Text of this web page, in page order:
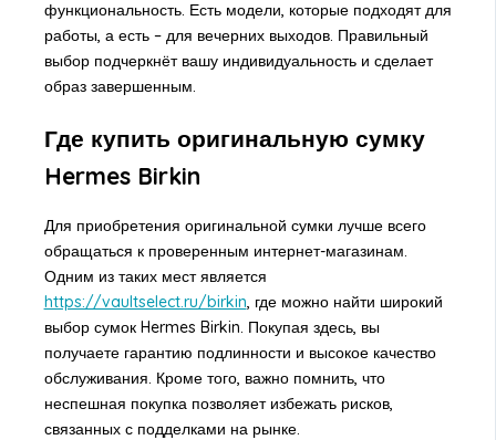
функциональность. Есть модели, которые подходят для
работы, а есть – для вечерних выходов. Правильный
выбор подчеркнёт вашу индивидуальность и сделает
образ завершенным.
Где купить оригинальную сумку
Hermes Birkin
Для приобретения оригинальной сумки лучше всего
обращаться к проверенным интернет-магазинам.
Одним из таких мест является
https://vaultselect.ru/birkin, где можно найти широкий
выбор сумок Hermes Birkin. Покупая здесь, вы
получаете гарантию подлинности и высокое качество
обслуживания. Кроме того, важно помнить, что
неспешная покупка позволяет избежать рисков,
связанных с подделками на рынке.